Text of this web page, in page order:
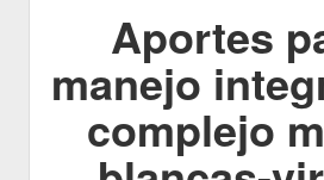
Aportes
manejo
complejo